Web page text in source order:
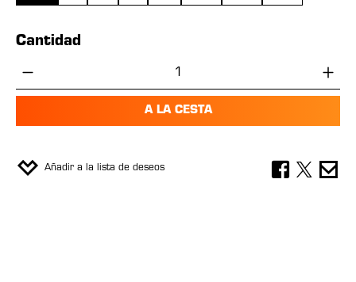
Cantidad
Cantidad del producto: introduce la
A LA CESTA
Añadir a la lista de deseos